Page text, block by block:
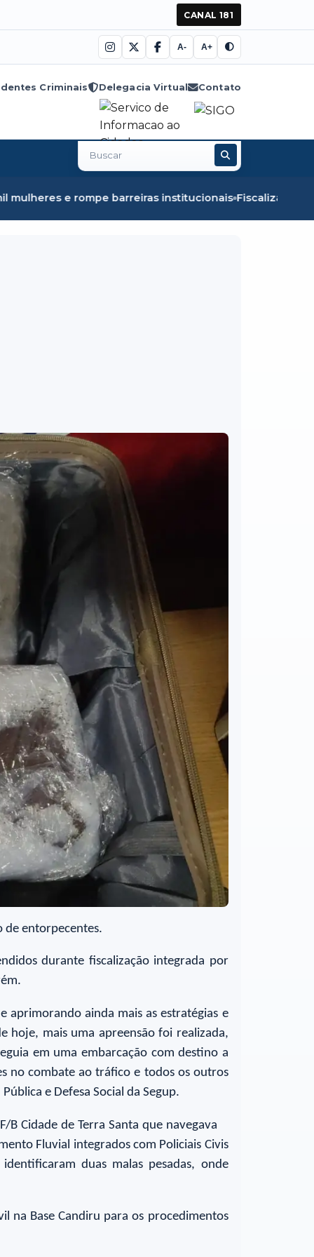
CANAL 181
A- A+
Criminais Delegacia Virtual Contato
Buscar
no
barreiras institucionais Fiscalização em Óbidos
de entorpecentes.
durante fiscalização integrada por
aprimorando ainda mais as estratégias e
hoje, mais uma apreensão foi realizada,
em uma embarcação com destino a
no combate ao tráfico e todos os outros
e Defesa Social da Segup.
Cidade de Terra Santa que navegava
Fluvial integrados com Policiais Civis
duas malas pesadas, onde
na Base Candiru para os procedimentos